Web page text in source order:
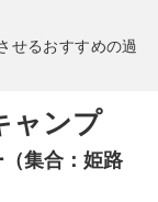
せるおすすめの過
ャンプ
集合：姫路